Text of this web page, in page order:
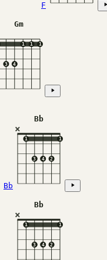
F
Gm
3 4
1 1 1
Bb
Bb
×
1
3 4 2
1
Bb
×
1
3 4 2
1